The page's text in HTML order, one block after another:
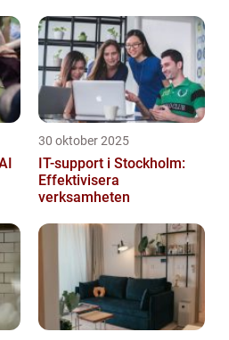
30 oktober 2025
IT-support i Stockholm:
Effektivisera
verksamheten